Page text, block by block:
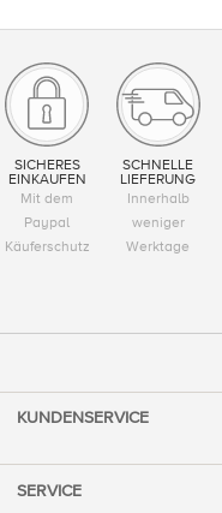
SICHERES
EINKAUFEN
Mit dem
Paypal
Käuferschutz
SCHNELLE
LIEFERUNG
Innerhalb
weniger
Werktage
KUNDENSERVICE
SERVICE